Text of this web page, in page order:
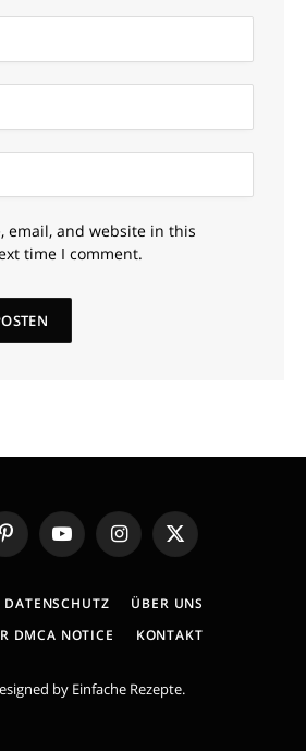
email, and website in this
time I comment.
PinterestYouTubeInstagram
X
(Twitter)
DATENSCHUTZ
ÜBER UNS
DMCA NOTICE
KONTAKT
by Einfache Rezepte.